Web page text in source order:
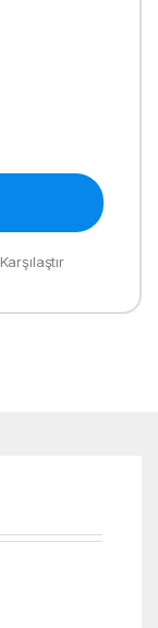
Karşılaştır